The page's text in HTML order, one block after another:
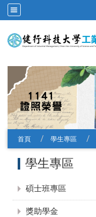
首頁 學生專區
學生專區
碩士班專區
獎助學金